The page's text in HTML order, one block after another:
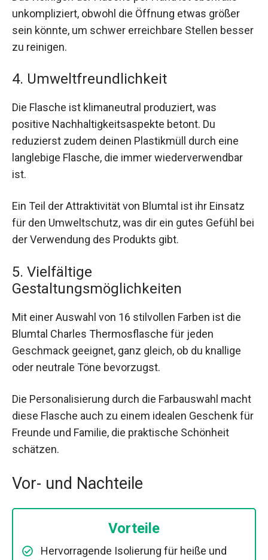
unkompliziert, obwohl die Öffnung etwas größer
sein könnte, um schwer erreichbare Stellen besser
zu reinigen.
4. Umweltfreundlichkeit
Die Flasche ist klimaneutral produziert, was
positive Nachhaltigkeitsaspekte betont. Du
reduzierst zudem deinen Plastikmüll durch eine
langlebige Flasche, die immer wiederverwendbar
ist.
Ein Teil der Attraktivität von Blumtal ist ihr Einsatz
für den Umweltschutz, was dir ein gutes Gefühl bei
der Verwendung des Produkts gibt.
5. Vielfältige
Gestaltungsmöglichkeiten
Mit einer Auswahl von 16 stilvollen Farben ist die
Blumtal Charles Thermosflasche für jeden
Geschmack geeignet, ganz gleich, ob du knallige
oder neutrale Töne bevorzugst.
Die Personalisierung durch die Farbauswahl macht
diese Flasche auch zu einem idealen Geschenk für
Freunde und Familie, die praktische Schönheit
schätzen.
Vor- und Nachteile
Vorteile
Hervorragende Isolierung für heiße und